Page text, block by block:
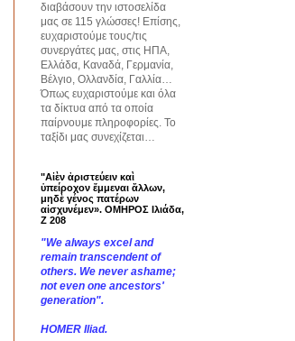
διαβάσουν την ιστοσελίδα
μας σε 115 γλώσσες! Επίσης,
ευχαριστούμε τους/τις
συνεργάτες μας, στις ΗΠΑ,
Ελλάδα, Καναδά, Γερμανία,
Βέλγιο, Ολλανδία, Γαλλία…
Όπως ευχαριστούμε και όλα
τα δίκτυα από τα οποία
παίρνουμε πληροφορίες. Το
ταξίδι μας συνεχίζεται…
"Αἰὲν ἀριστεύειν καὶ
ὑπείροχον ἔμμεναι ἄλλων,
μηδὲ γένος πατέρων
αἰσχυνέμεν». ΟΜΗΡΟΣ Ιλιάδα,
Ζ 208
"We always excel and
remain transcendent of
others. We never ashame;
not even one ancestors'
generation".
HOMER Iliad.